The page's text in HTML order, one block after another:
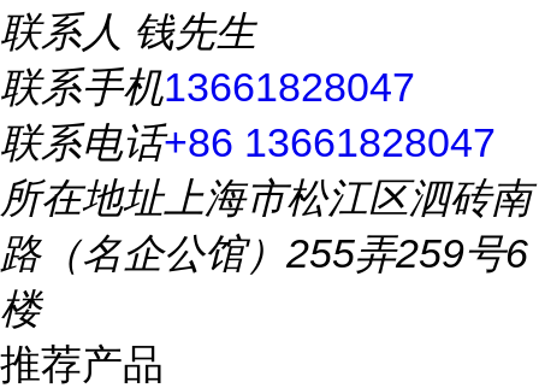
联系人 钱先生
联系手机13661828047
联系电话+86 13661828047
所在地址上海市松江区泗砖南
路（名企公馆）255弄259号6
楼
推荐产品